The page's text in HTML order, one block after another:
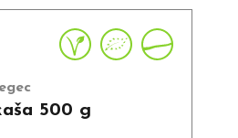
500 g